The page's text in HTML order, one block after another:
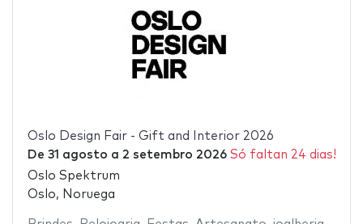
Oslo Design Fair - Gift and Interior 2026
De 31 agosto a 2 setembro 2026 Só faltan 24 dias!
Oslo Spektrum
Oslo, Noruega